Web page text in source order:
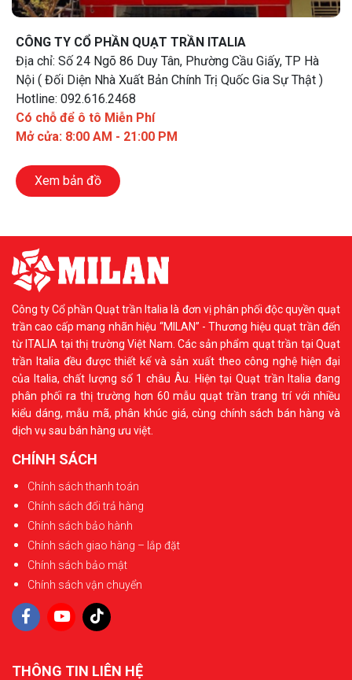
CÔNG TY CỔ PHẦN QUẠT TRẦN ITALIA
Địa chỉ: Số 24 Ngõ 86 Duy Tân, Phường Cầu Giấy, TP Hà
Nội ( Đối Diện Nhà Xuất Bản Chính Trị Quốc Gia Sự Thật )
Hotline: 092.616.2468
Có chỗ để ô tô Miễn Phí
Mở cửa: 8:00 AM - 21:00 PM
Xem bản đồ
Công ty Cổ phần Quạt trần Italia là đơn vị phân phối độc quyền quạt
trần cao cấp mang nhãn hiệu “MILAN” - Thương hiệu quạt trần đến
từ ITALIA tại thị trường Việt Nam. Các sản phẩm quạt trần tại Quạt
trần Italia đều được thiết kế và sản xuất theo công nghệ hiện đại
của Italia, chất lượng số 1 châu Âu. Hiện tại Quạt trần Italia đang
phân phối ra thị trường hơn 60 mẫu quạt trần trang trí với nhiều
kiểu dáng, mẫu mã, phân khúc giá, cùng chính sách bán hàng và
dịch vụ sau bán hàng ưu việt.
CHÍNH SÁCH
Chính sách thanh toán
Chính sách đổi trả hàng
Chính sách bảo hành
Chính sách giao hàng – lắp đặt
Chính sách bảo mật
Chính sách vận chuyển
THÔNG TIN LIÊN HỆ